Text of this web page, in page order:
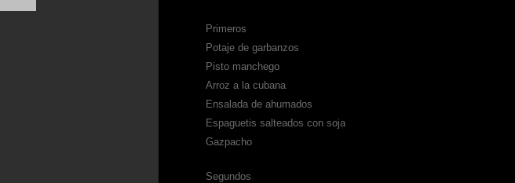
Primeros
Potaje de garbanzos
Pisto manchego
Arroz a la cubana
Ensalada de ahumados
Espaguetis salteados con soja
Gazpacho
Segundos